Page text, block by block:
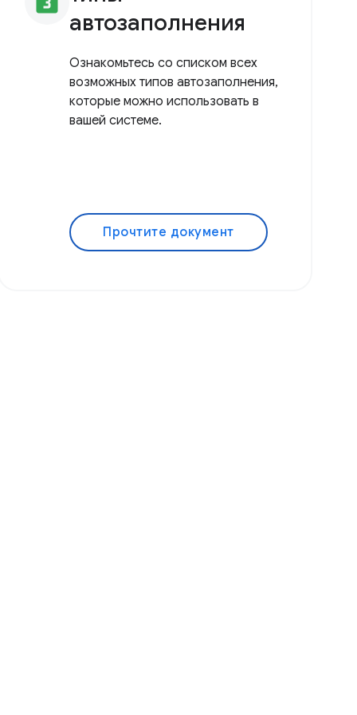
автозаполнения
Ознакомьтесь со списком всех
возможных типов автозаполнения,
которые можно использовать в
вашей системе.
Прочтите документ